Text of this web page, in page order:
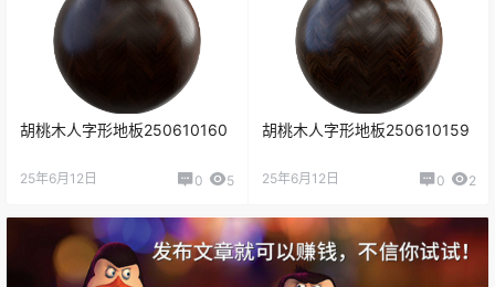
胡桃木人字形地板250610160
25年6月12日 0 5
胡桃木人字形地板250610159
25年6月12日 0 2